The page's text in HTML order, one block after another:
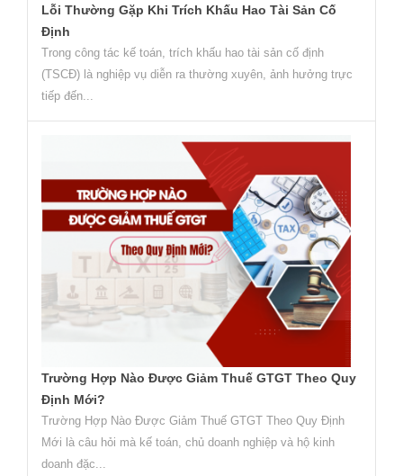
Lỗi Thường Gặp Khi Trích Khấu Hao Tài Sản Cố
Định
Trong công tác kế toán, trích khấu hao tài sản cố định
(TSCĐ) là nghiệp vụ diễn ra thường xuyên, ảnh hưởng trực
tiếp đến...
Trường Hợp Nào Được Giảm Thuế GTGT Theo Quy
Định Mới?
Trường Hợp Nào Được Giảm Thuế GTGT Theo Quy Định
Mới là câu hỏi mà kế toán, chủ doanh nghiệp và hộ kinh
doanh đặc...